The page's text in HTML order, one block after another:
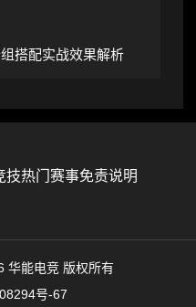
搭配实战效果解析
技热门赛事免责说明
华能电竞 版权所有
号-67